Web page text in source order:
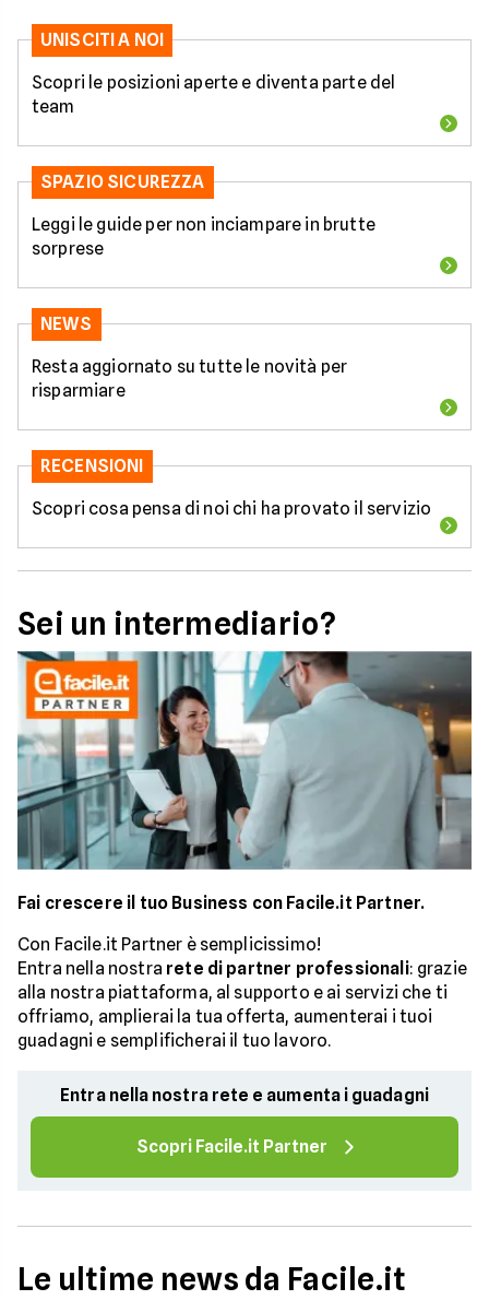
UNISCITI A NOI
Scopri le posizioni aperte e diventa parte del
team
SPAZIO SICUREZZA
Leggi le guide per non inciampare in brutte
sorprese
NEWS
Resta aggiornato su tutte le novità per
risparmiare
RECENSIONI
Scopri cosa pensa di noi chi ha provato il servizio
Sei un intermediario?
Fai crescere il tuo Business con Facile.it Partner.
Con Facile.it Partner è semplicissimo!
Entra nella nostra rete di partner professionali: grazie
alla nostra piattaforma, al supporto e ai servizi che ti
offriamo, amplierai la tua offerta, aumenterai i tuoi
guadagni e semplificherai il tuo lavoro.
Entra nella nostra rete e aumenta i guadagni
Scopri Facile.it Partner
Le ultime news da Facile.it